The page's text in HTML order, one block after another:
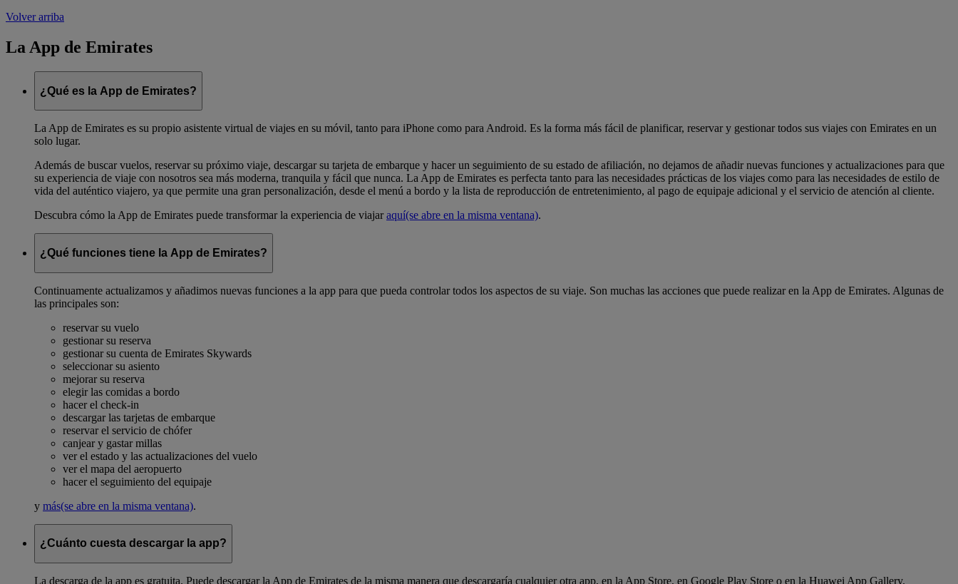
Volver arriba
La App de Emirates
¿Qué es la App de Emirates?
La App de Emirates es su propio asistente virtual de viajes en su móvil, tanto para iPhone como para Android. Es la forma más fácil de planificar, reservar y gestionar todos sus viajes con Emirates en un
solo lugar.
Además de buscar vuelos, reservar su próximo viaje, descargar su tarjeta de embarque y hacer un seguimiento de su estado de afiliación, no dejamos de añadir nuevas funciones y actualizaciones para que
su experiencia de viaje con nosotros sea más moderna, tranquila y fácil que nunca. La App de Emirates es perfecta tanto para las necesidades prácticas de los viajes como para las necesidades de estilo de
vida del auténtico viajero, ya que permite una gran personalización, desde el menú a bordo y la lista de reproducción de entretenimiento, al pago de equipaje adicional y el servicio de atención al cliente.
Descubra cómo la App de Emirates puede transformar la experiencia de viajaraquí(se abre en la misma ventana).
¿Qué funciones tiene la App de Emirates?
Continuamente actualizamos y añadimos nuevas funciones a la app para que pueda controlar todos los aspectos de su viaje. Son muchas las acciones que puede realizar en la App de Emirates. Algunas de
las principales son:
reservar su vuelo
gestionar su reserva
gestionar su cuenta de Emirates Skywards
seleccionar su asiento
mejorar su reserva
elegir las comidas a bordo
hacer el check-in
descargar las tarjetas de embarque
reservar el servicio de chófer
canjear y gastar millas
ver el estado y las actualizaciones del vuelo
ver el mapa del aeropuerto
hacer el seguimiento del equipaje
y más(se abre en la misma ventana).
¿Cuánto cuesta descargar la app?
La descarga de la app es gratuita. Puede descargar la App de Emirates de la misma manera que descargaría cualquier otra app, en la App Store, en Google Play Store o en la Huawei App Gallery.